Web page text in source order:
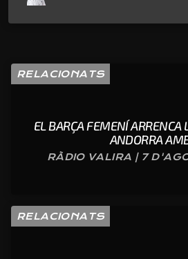
RELACIONATS
EL BARÇA FEMENÍ ARRENCA
ANDORRA
RÀDIO VALIRA | 7
RELACIONATS